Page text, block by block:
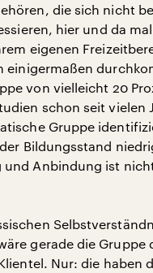
die sich nicht
hier und da
eigenen
einigermaßen
von vielleicht 20
schon seit vielen
Gruppe
Bildungsstand
und Anbindung ist
gerade die Gruppe
Nur: die haben